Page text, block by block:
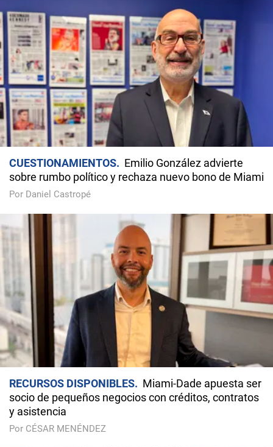
CUESTIONAMIENTOS
Emilio González advierte
sobre rumbo político y rechaza nuevo bono de Miami
Por Daniel Castropé
RECURSOS DISPONIBLES
Miami-Dade apuesta ser
socio de pequeños negocios con créditos, contratos
y asistencia
Por CÉSAR MENÉNDEZ